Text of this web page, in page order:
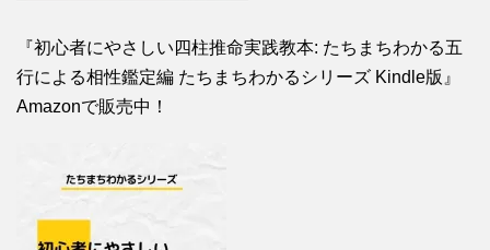
『初心者にやさしい四柱推命実践教本: たちまちわかる五
行による相性鑑定編 たちまちわかるシリーズ Kindle版』
Amazonで販売中！